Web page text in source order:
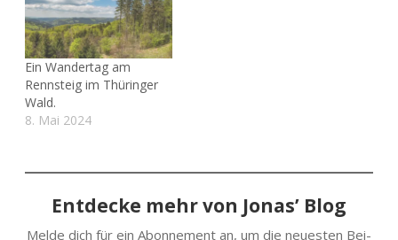
Ein Wandertag am
Rennsteig im Thüringer
Wald.
8. Mai 2024
Entdecke mehr von Jonas’ Blog
Melde dich für ein Abon­ne­ment an, um die neu­es­ten Bei­